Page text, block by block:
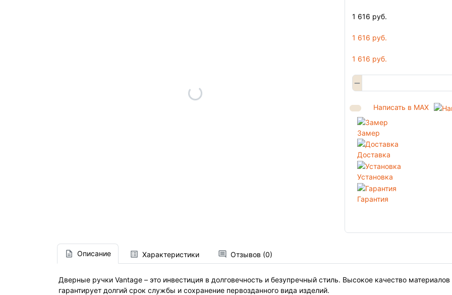
1 616 руб.
1 616 руб.
1 616 руб.
Написать в MAX
Замер
Доставка
Установка
Гарантия
Описание Характеристики Отзывов (0)
Дверные ручки Vantage – это инвестиция в долговечность и безупречный стиль. Высокое качество
гарантирует долгий срок службы и сохранение первозданного вида изделий.